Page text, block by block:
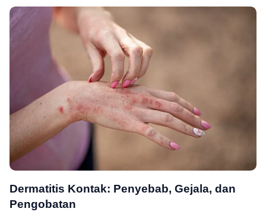
Dermatitis Kontak: Penyebab, Gejala, dan
Pengobatan